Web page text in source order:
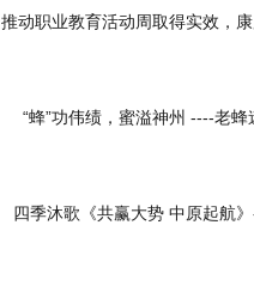
推动职业教育活动周取得实效，
“蜂”功伟绩，蜜溢神州 ----老蜂
四季沐歌《共赢大势 中原起航